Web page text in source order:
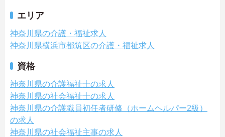
エリア
神奈川県の介護・福祉求人
神奈川県横浜市都筑区の介護・福祉求人
資格
神奈川県の介護福祉士の求人
神奈川県の社会福祉士の求人
神奈川県の介護職員初任者研修（ホームヘルパー2級）
の求人
神奈川県の社会福祉主事の求人